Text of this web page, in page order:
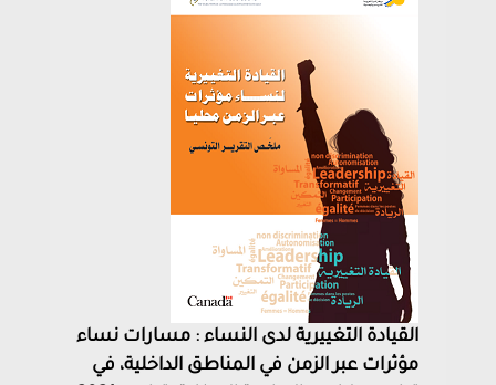
القيادة التغييرية لدى النساء : مسارات نساء
مؤثرات عبر الزمن في المناطق الداخلية، في